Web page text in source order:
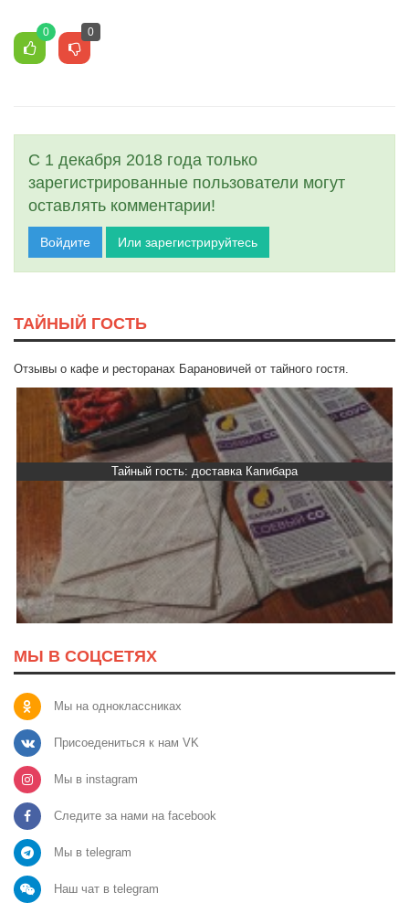
0 0
С 1 декабря 2018 года только
зарегистрированные пользователи могут
оставлять комментарии!
Войдите Или зарегистрируйтесь
ТАЙНЫЙ ГОСТЬ
Отзывы о кафе и ресторанах Барановичей от тайного гостя.
Тайный гость: доставка Капибара
МЫ В СОЦСЕТЯХ
Мы на одноклассниках
Присоедениться к нам VK
Мы в instagram
Следите за нами на facebook
Мы в telegram
Наш чат в telegram